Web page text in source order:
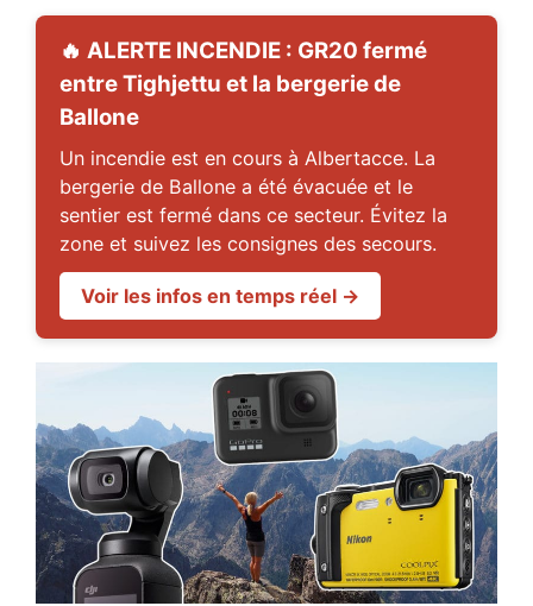
🔥 ALERTE INCENDIE : GR20 fermé
entre Tighjettu et la bergerie de
Ballone
Un incendie est en cours à Albertacce. La
bergerie de Ballone a été évacuée et le
sentier est fermé dans ce secteur. Évitez la
zone et suivez les consignes des secours.
Voir les infos en temps réel →